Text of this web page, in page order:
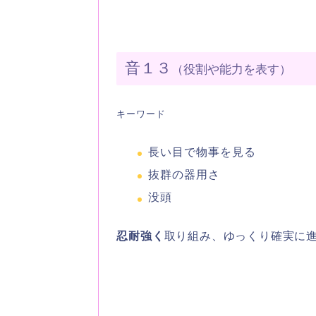
音１３ （役割や能力を表す）
キーワード
長い目で物事を見る
抜群の器用さ
没頭
忍耐強く 取り組み、ゆっくり確実に